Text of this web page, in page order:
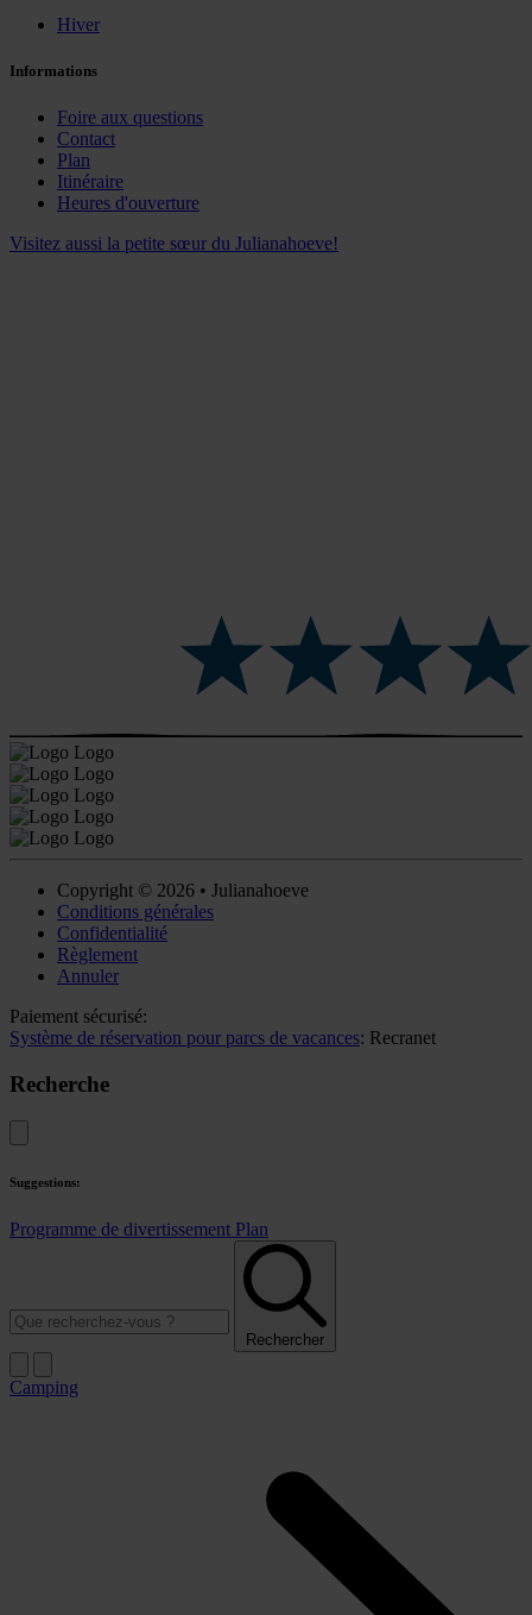
Hiver
Informations
Foire aux questions
Contact
Plan
Itinéraire
Heures d'ouverture
Visitez aussi la petite sœur du Julianahoeve!
Copyright © 2026 • Julianahoeve
Conditions générales
Confidentialité
Règlement
Annuler
Paiement sécurisé:
Système de réservation pour parcs de vacances: Recranet
Recherche
Suggestions:
Programme de divertissement Plan
Rechercher
Camping